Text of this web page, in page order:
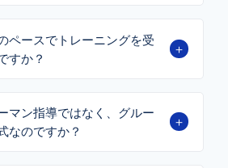
ペースでトレーニングを受
すか？
マン指導ではなく、グルー
なのですか？